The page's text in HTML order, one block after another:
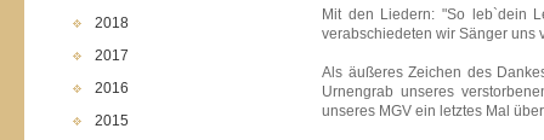
2018
2017
2016
2015
Mit den Liedern: "So leb`dein
verabschiedeten wir Sänger uns
Als äußeres Zeichen des
Urnengrab unseres
unseres MGV ein letztes Mal